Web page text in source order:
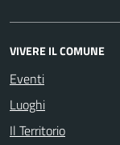
VIVERE IL COMUNE
Eventi
Luoghi
Il Territorio